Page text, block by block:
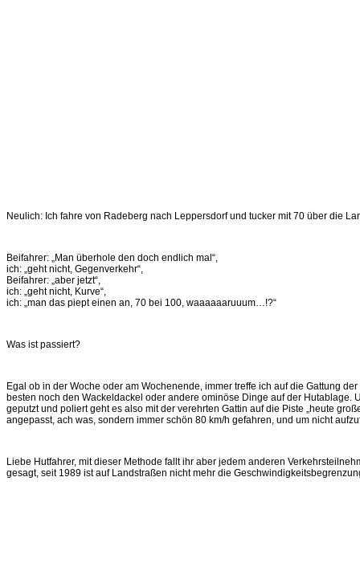
Neulich: Ich fahre von Radeberg nach Leppersdorf und tucker mit 70 über die
Beifahrer: „Man überhole den doch endlich mal“,
ich: „geht nicht, Gegenverkehr“,
Beifahrer: „aber jetzt“,
ich: „geht nicht, Kurve“,
ich: „man das piept einen an, 70 bei 100, waaaaaaruuum…!?“
Was ist passiert?
Egal ob in der Woche oder am Wochenende, immer treffe ich auf die Gattung
besten noch den Wackeldackel oder andere ominöse Dinge auf der
geputzt und poliert geht es also mit der verehrten Gattin auf die Piste „heute
angepasst, ach was, sondern immer schön 80 km/h gefahren, und um nicht
Liebe Hutfahrer, mit dieser Methode fallt ihr aber jedem anderen
gesagt, seit 1989 ist auf Landstraßen nicht mehr die